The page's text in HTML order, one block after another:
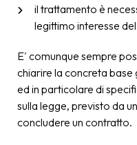
il trattamento è
legittimo interesse
E' comunque sempre
chiarire la concreta base
ed in particolare di
sulla legge, previsto da
concludere un contratto.